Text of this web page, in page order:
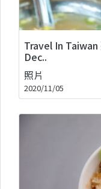
Travel In
Dec..
照片
2020/11/05